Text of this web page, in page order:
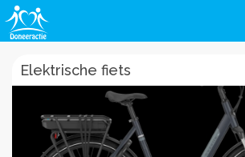
Elektrische fiets